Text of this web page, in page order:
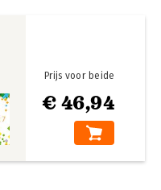
€ 46,94
Prijs voor beide